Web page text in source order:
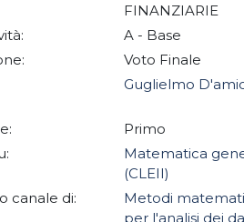
FINANZIARIE
A - Base
Voto Finale
Guglielmo
Primo
Matematica
(CLEII)
canale di:
Metodi
per l'analisi dei